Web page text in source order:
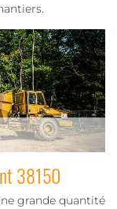
38150
grande quantité